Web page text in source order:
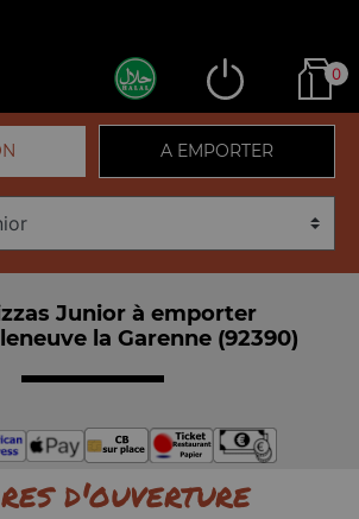
0
A EMPORTER
Junior à emporter
la Garenne (92390)
d'ouverture